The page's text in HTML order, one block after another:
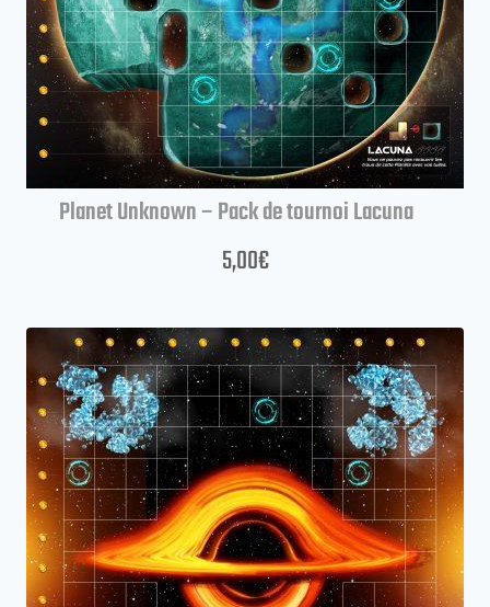
Planet Unknown – Pack de tournoi Lacuna
5,00€